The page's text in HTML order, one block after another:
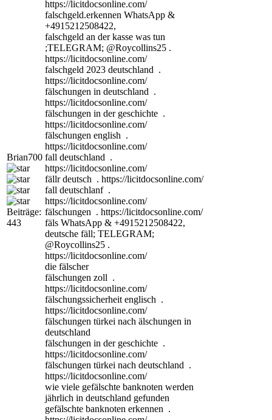
Brian700
Beiträge:
443
https://licitdocsonline.com/
falschgeld.erkennen WhatsApp &
+4915212508422,
falschgeld an der kasse was tun
;TELEGRAM; @Roycollins25 .
https://licitdocsonline.com/
falschgeld 2023 deutschland .
https://licitdocsonline.com/
fälschungen in deutschland .
https://licitdocsonline.com/
fälschungen in der geschichte .
https://licitdocsonline.com/
fälschungen english .
https://licitdocsonline.com/
fall deutschland .
https://licitdocsonline.com/
fällr deutsch . https://licitdocsonline.com/
fall deutschlanf .
https://licitdocsonline.com/
fälschungen . https://licitdocsonline.com/
fäls WhatsApp & +4915212508422,
deutsche fäll; TELEGRAM;
@Roycollins25 .
https://licitdocsonline.com/
die fälscher
fälschungen zoll .
https://licitdocsonline.com/
fälschungssicherheit englisch .
https://licitdocsonline.com/
fälschungen türkei nach älschungen in
deutschland
fälschungen in der geschichte .
https://licitdocsonline.com/
fälschungen türkei nach deutschland .
https://licitdocsonline.com/
wie viele gefälschte banknoten werden
jährlich in deutschland gefunden
gefälschte banknoten erkennen .